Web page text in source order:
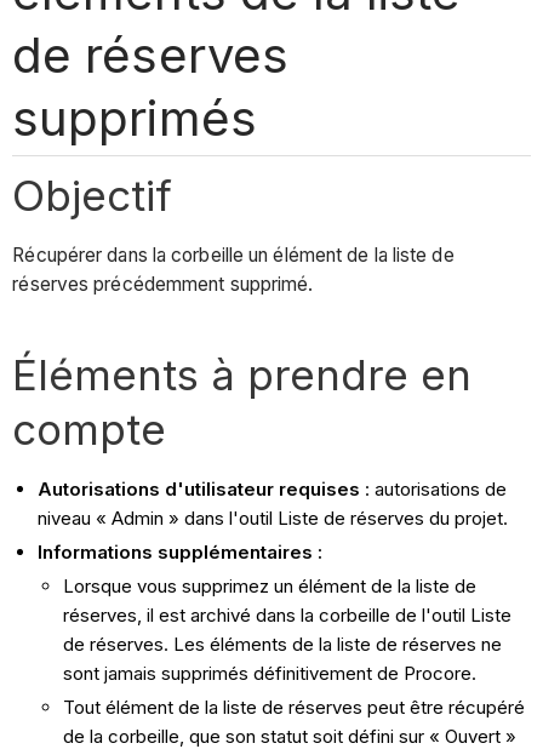
de réserves
supprimés
Objectif
Récupérer dans la corbeille un élément de la liste de
réserves précédemment supprimé.
Éléments à prendre en
compte
Autorisations d'utilisateur requises : autorisations de
niveau « Admin » dans l'outil Liste de réserves du projet.
Informations supplémentaires :
Lorsque vous supprimez un élément de la liste de
réserves, il est archivé dans la corbeille de l'outil Liste
de réserves. Les éléments de la liste de réserves ne
sont jamais supprimés définitivement de Procore.
Tout élément de la liste de réserves peut être récupéré
de la corbeille, que son statut soit défini sur « Ouvert »